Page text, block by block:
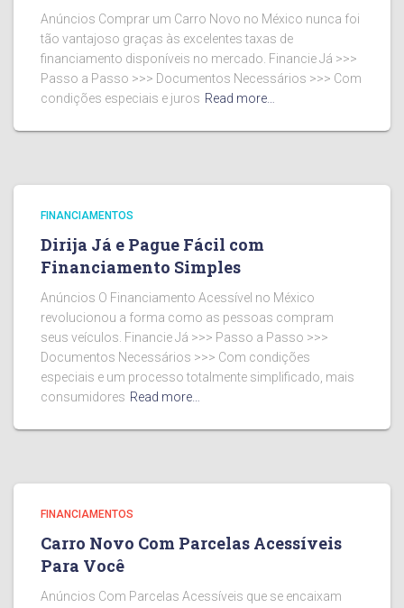
Anúncios Comprar um Carro Novo no México nunca foi
tão vantajoso graças às excelentes taxas de
financiamento disponíveis no mercado. Financie Já >>>
Passo a Passo >>> Documentos Necessários >>> Com
condições especiais e juros Read more…
FINANCIAMENTOS
Dirija Já e Pague Fácil com
Financiamento Simples
Anúncios O Financiamento Acessível no México
revolucionou a forma como as pessoas compram
seus veículos. Financie Já >>> Passo a Passo >>>
Documentos Necessários >>> Com condições
especiais e um processo totalmente simplificado, mais
consumidores Read more…
FINANCIAMENTOS
Carro Novo Com Parcelas Acessíveis
Para Você
Anúncios Com Parcelas Acessíveis que se encaixam